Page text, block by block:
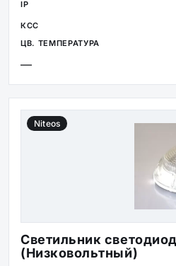
—
Niteos
Светильник
(Низковольтный)